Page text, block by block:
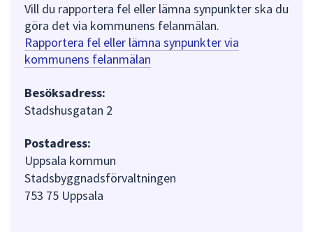
Vill du rapportera fel eller lämna synpunkter ska du
göra det via kommunens felanmälan.
Rapportera fel eller lämna synpunkter via
kommunens felanmälan
Besöksadress:
Stadshusgatan 2
Postadress:
Uppsala kommun
Stadsbyggnadsförvaltningen
753 75 Uppsala